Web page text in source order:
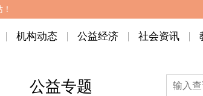
机构动态 公益经济 社会资讯
公益专题